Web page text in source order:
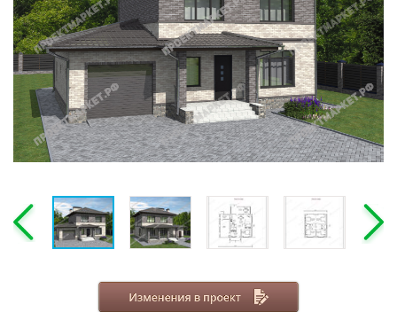
Этажность
Одноэтажные
Двухэтажные
Мансарда
Габариты
8х8
8х9
8х10
8х11